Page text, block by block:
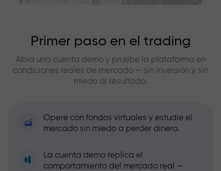
Primer paso en el trading
Abra una cuenta demo y pruebe la plataforma en
condiciones reales de mercado — sin inversión y sin
miedo al resultado.
Opere con fondos virtuales y estudie el
mercado sin miedo a perder dinero.
La cuenta demo replica el
comportamiento del mercado real —